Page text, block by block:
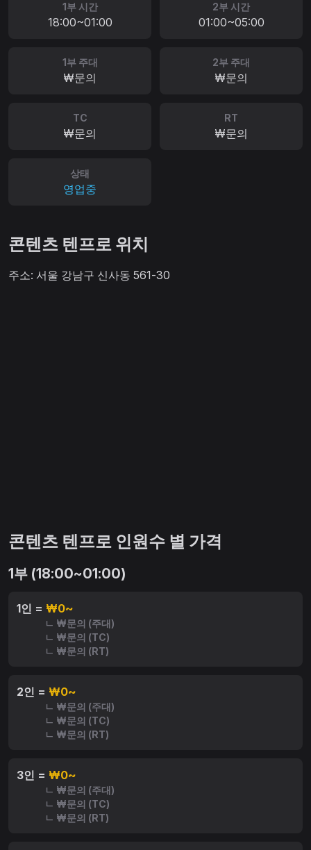
1부 시간
18:00~01:00
2부 시간
01:00~05:00
1부 주대
₩문의
2부 주대
₩문의
TC
₩문의
RT
₩문의
상태
영업중
콘텐츠 텐프로 위치
주소: 서울 강남구 신사동 561-30
콘텐츠 텐프로 인원수 별 가격
1부 (18:00~01:00)
1인 = ₩0~
ㄴ ₩문의 (주대)
ㄴ ₩문의 (TC)
ㄴ ₩문의 (RT)
2인 = ₩0~
ㄴ ₩문의 (주대)
ㄴ ₩문의 (TC)
ㄴ ₩문의 (RT)
3인 = ₩0~
ㄴ ₩문의 (주대)
ㄴ ₩문의 (TC)
ㄴ ₩문의 (RT)